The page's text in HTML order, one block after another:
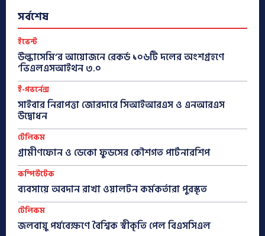
সর্বশেষ
ইভেন্ট
উল্কাসেমি’র আয়োজনে রেকর্ড ১০৬টি দলের অংশগ্রহণে
‘ভিএলএসআইথন ৩.০
ই-গভর্নেন্স
সাইবার নিরাপত্তা জোরদারে সিআইআরএস ও এনআরএস
উদ্বোধন
টেলিকম
গ্রামীণফোন ও ডেকো ফুডসের কৌশগত পার্টনারশিপ
কম্পিউটেক
ব্যবসায়ে অবদান রাখা ওয়ালটন কর্মকর্তারা পুরস্কৃত
টেলিকম
জলবায়ু পর্যবেক্ষণে বৈশ্বিক স্বীকৃতি পেল বিএসসিএল